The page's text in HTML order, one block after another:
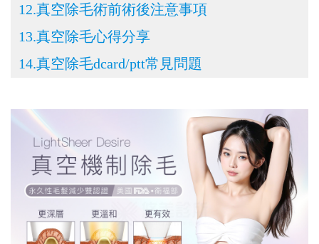
12.真空除毛術前術後注意事項
13.真空除毛心得分享
14.真空除毛dcard/ptt常見問題